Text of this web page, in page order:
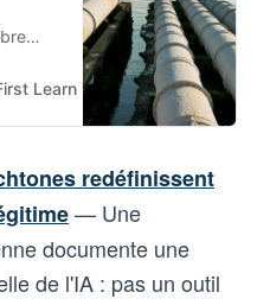
fluxLearn The Rules. Then Break
redéfinissent
— Une
documente une
de l'IA : pas un outil